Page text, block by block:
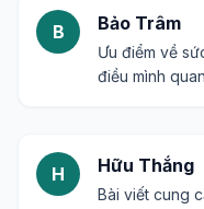
B Bảo Trâm
Ưu điểm về
điều mình
H Hữu Thắng
Bài viết cung